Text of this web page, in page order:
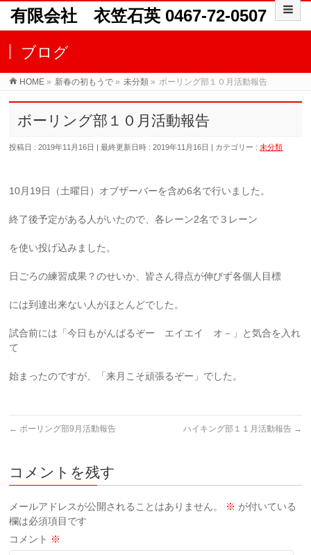
有限会社 衣笠石英 0467-72-0507
ブログ
HOME » 新春の初もうで » 未分類 » ボーリング部１０月活動報告
ボーリング部１０月活動報告
投稿日 : 2019年11月16日 最終更新日時 : 2019年11月16日 カテゴリー :未分類
10月19日（土曜日）オブザーバーを含め6名で行いました。
終了後予定がある人がいたので、各レーン2名で３レーン
を使い投げ込みました。
日ごろの練習成果？のせいか、皆さん得点が伸びず各個人目標
には到達出来ない人がほとんどでした。
試合前には「今日もがんばるぞー エイエイ オ－」と気合を入れ
て
始まったのですが、「来月こそ頑張るぞー」でした。
← ボーリング部9月活動報告 ハイキング部１１月活動報告 →
コメントを残す
メールアドレスが公開されることはありません。 ※ が付いている
欄は必須項目です
コメント ※